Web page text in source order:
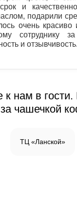
и
подарили
очень красиво
сотруднику за
и отзывчивость.
к нам в
чашечкой
ТЦ «Ланской»